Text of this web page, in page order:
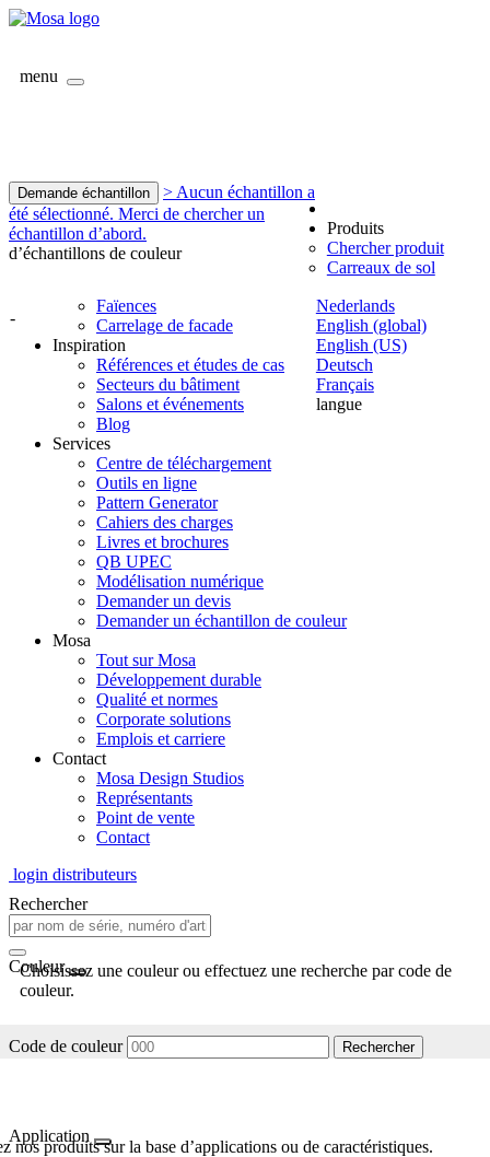
menu
Demande échantillon
> Aucun échantillon a
été sélectionné. Merci de chercher un
échantillon d’abord.
d’échantillons de couleur
-
Nederlands
English (global)
English (US)
Deutsch
Français
langue
Produits
Chercher produit
Carreaux de sol
Faïences
Carrelage de facade
Inspiration
Références et études de cas
Secteurs du bâtiment
Salons et événements
Blog
Services
Centre de téléchargement
Outils en ligne
Pattern Generator
Cahiers des charges
Livres et brochures
QB UPEC
Modélisation numérique
Demander un devis
Demander un échantillon de couleur
Mosa
Tout sur Mosa
Développement durable
Qualité et normes
Corporate solutions
Emplois et carriere
Contact
Mosa Design Studios
Représentants
Point de vente
Contact
login distributeurs
Rechercher
Couleur
Choisissez une couleur ou effectuez une recherche par code de
couleur.
Code de couleur Rechercher
Application
nos produits sur la base d’applications ou de caractéristiques.